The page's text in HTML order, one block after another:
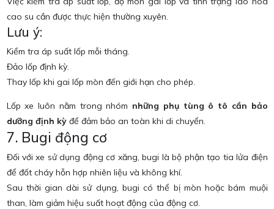
cao su cần được thực hiện thường xuyên.
Lưu ý:
Kiểm tra áp suất lốp mỗi tháng.
Đảo lốp định kỳ.
Thay lốp khi gai lốp mòn đến giới hạn cho phép.
Lốp xe luôn nằm trong nhóm những phụ tùng ô tô cần bảo
dưỡng định kỳđể đảm bảo an toàn khi di chuyển.
7. Bugi động cơ
Đối với xe sử dụng động cơ xăng, bugi là bộ phận tạo tia lửa điện
để đốt cháy hỗn hợp nhiên liệu và không khí.
Sau thời gian dài sử dụng, bugi có thể bị mòn hoặc bám muội
than, làm giảm hiệu suất hoạt động của động cơ.